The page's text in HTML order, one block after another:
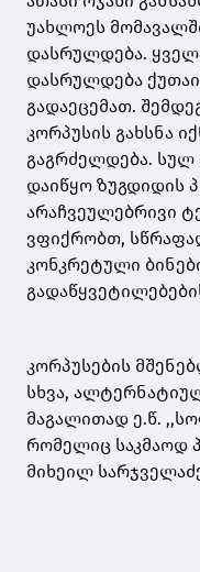
უახლოეს
დასრულდება.
დასრულდება
გადაეცემათ.
კორპუსის გახსნა
გაგრძელდება. სულ
დაიწყო ზუგდიდის
არაჩვეულებრივი
ვფიქრობთ,
კონკრეტული
კორპუსების
სხვა,
მაგალითად ე.წ.
რომელიც საკმაოდ
მიხეილ